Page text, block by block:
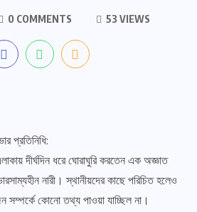
0 COMMENTS 53 VIEWS
প্রতিনিধি:
দীর্ঘদিন ধরে ঘোরাঘুরি করতেন এক অজ্ঞাত
নারী। স্থানীয়দের কাছে পরিচিত হলেও
সম্পর্কে কোনো তথ্য পাওয়া যাচ্ছিল না।